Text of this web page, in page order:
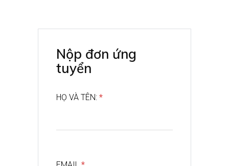
Nộp đơn ứng
tuyển
HỌ VÀ TÊN: *